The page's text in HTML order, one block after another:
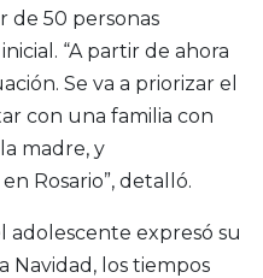
de 50 personas
“A partir de ahora
Se va a priorizar el
con una familia con
madre, y
Rosario”, detalló.
adolescente expresó su
Navidad, los tiempos